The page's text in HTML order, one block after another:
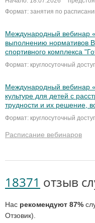
Формат: занятия по
Международный вебинар
выполнению нормативов
спортивного комплекса
Формат: круглосуточный
Международный вебинар
культуре для детей с
трудности и их решение,
Формат: круглосуточный
Расписание вебинаров
18371 отзыв
Нас рекомендуют 87%
Отзовик).